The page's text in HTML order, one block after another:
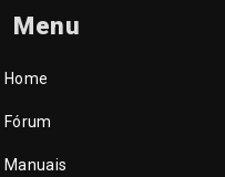
Menu
Home
Fórum
Manuais